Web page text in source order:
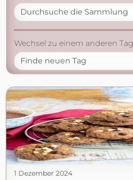
Wechsel zu einem anderen Tag
1 Dezember 2024